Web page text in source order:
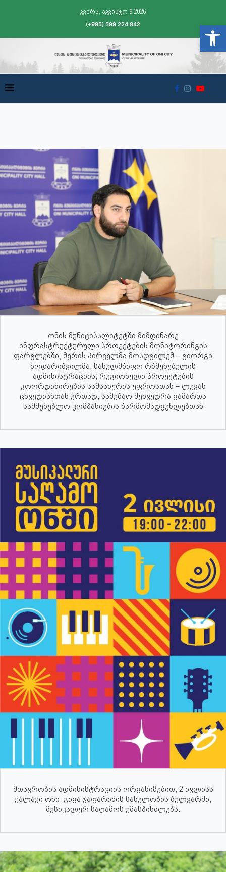
კვირა, აგვისტო 9 2026
(+995) 599 224 842
ონის მუნიციპალიტეტში მიმდინარე
ინფრასტრუქტურული პროექტების მონიტორინგის
ფარგლებში, მერის პირველმა მოადგილემ – გიორგი
ნოდარიშვილმა, სახელმწიფო რწმუნებულის
ადმინისტრაციის, რეგიონული პროექტების
კოორდინირების სამსახურის უფროსთან – ლევან
ცხვედიანთან ერთად, სამუშაო შეხვედრა გამართა
სამშენებლო კომპანიების წარმომადგენლებთან
მთავრობის ადმინისტრაციის ორგანიზებით, 2 ივლისს
ქალაქი ონი, გიგა ჯაფარიძის სახელობის ბულვარში,
მუსიკალურ საღამოს უმასპინძლებს.